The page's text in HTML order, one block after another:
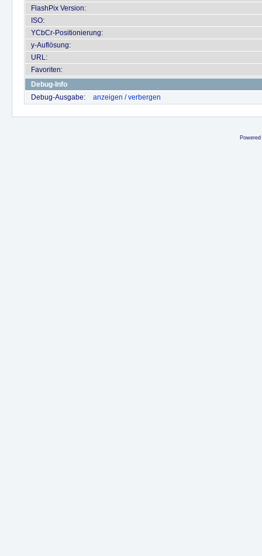
FlashPix Version:
ISO:
YCbCr-Positionierung:
y-Auflösung:
URL:
Favoriten:
Debug-Info
Debug-Ausgabe:
anzeigen / verbergen